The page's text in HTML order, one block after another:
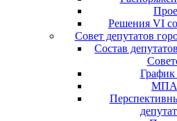
Решения VI
Совет депутатов
Состав
График
МПА